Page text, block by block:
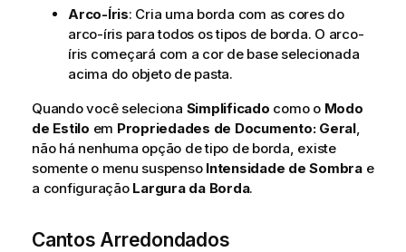
Arco-Íris: Cria uma borda com as cores do
arco-íris para todos os tipos de borda. O arco-
íris começará com a cor de base selecionada
acima do objeto de pasta.
Quando você seleciona Simplificado como o Modo
de Estilo em Propriedades de Documento: Geral,
não há nenhuma opção de tipo de borda, existe
somente o menu suspenso Intensidade de Sombrae
a configuração Largura da Borda.
Cantos Arredondados